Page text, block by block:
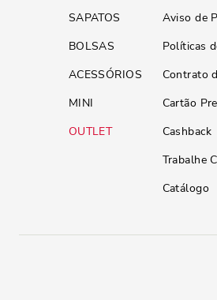
SAPATOS
BOLSAS
ACESSÓRIOS
MINI
OUTLET
Aviso de
Políticas
Contrato
Cartão
Cashback
Trabalhe
Catálogo